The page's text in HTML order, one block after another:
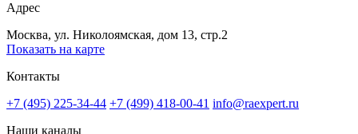
Адрес
Москва, ул. Николоямская, дом 13, стр.2
Показать на карте
Контакты
+7 (495) 225-34-44 +7 (499) 418-00-41 info@raexpert.ru
Наши каналы